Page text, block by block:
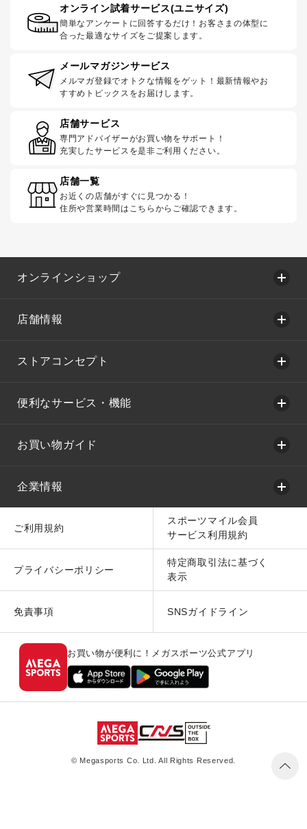
オンライン試着サービス(ユニサイズ)
簡単なアンケートに回答するだけ！お客さまの体型に
合った最適なサイズをご提案します。
メールマガジンサービス
メルマガ登録でオトクな情報をゲット！最新情報やお
すすめトピックスをお届けします。
店舗サービス
専門アドバイザーがお買い物をサポート！
充実したサービスを是非ご利用ください。
店舗一覧
お近くの店舗がすぐに見つかる！
住所や営業時間はこちらからご確認できます。
オンラインショップ
店舗情報
ストアコンセプト
便利なサービス・機能
お買い物ガイド
企業情報
ご利用規約
スポーツマイル会員
サービス利用規約
プライバシーポリシー
特定商取引法に基づく
表示
免責事項 SNSガイドライン
お買い物が便利に！メガスポーツ公式アプリ
© Megasports Co. Ltd. All Rights Reserved.